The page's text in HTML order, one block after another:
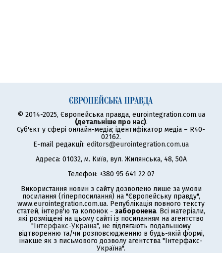
© 2014-2025, Європейська правда, eurointegration.com.ua
(детальніше про нас).
Суб'єкт у сфері онлайн-медіа; ідентифікатор медіа – R40-
02162.
E-mail редакції: editors@eurointegration.com.ua
Адреса: 01032, м. Київ, вул. Жилянська, 48, 50А
Телефон: +380 95 641 22 07
Використання новин з сайту дозволено лише за умови
посилання (гіперпосилання) на "Європейську правду",
www.eurointegration.com.ua. Републікація повного тексту
статей, інтерв'ю та колонок - заборонена. Всі матеріали,
які розміщені на цьому сайті із посиланням на агентство
"Інтерфакс-Україна", не підлягають подальшому
відтворенню та/чи розповсюдженню в будь-якій формі,
інакше як з письмового дозволу агентства "Інтерфакс-
Україна".